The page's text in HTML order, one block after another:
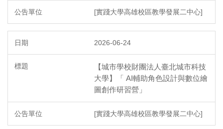
[實踐大學高雄校區教學發展二中心]
2026-06-24
【城市學校財團法人臺北城市科技
大學】「 AI輔助角色設計與數位繪
圖創作研習營」
[實踐大學高雄校區教學發展二中心]